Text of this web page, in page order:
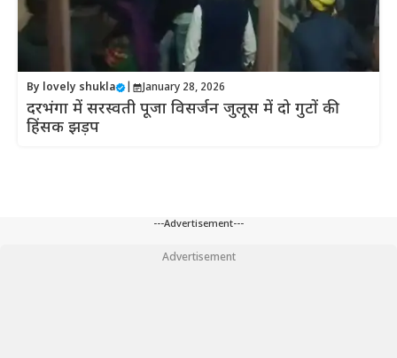
By lovely shukla January 28, 2026
दरभंगा में सरस्वती पूजा विसर्जन जुलूस में दो गुटों की
हिंसक झड़प
---Advertisement---
Advertisement